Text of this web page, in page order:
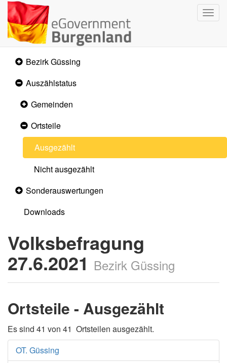
Collapsed
Bezirk Güssing
Expanded
Auszählstatus
Collapsed
Gemeinden
Expanded
Ortsteile
Ausgezählt
Nicht ausgezählt
Collapsed
Sonderauswertungen
Downloads
Volksbefragung
27.6.2021 Bezirk Güssing
Ortsteile - Ausgezählt
Es sind 41 von 41 Ortsteilen ausgezählt.
OT. Güssing